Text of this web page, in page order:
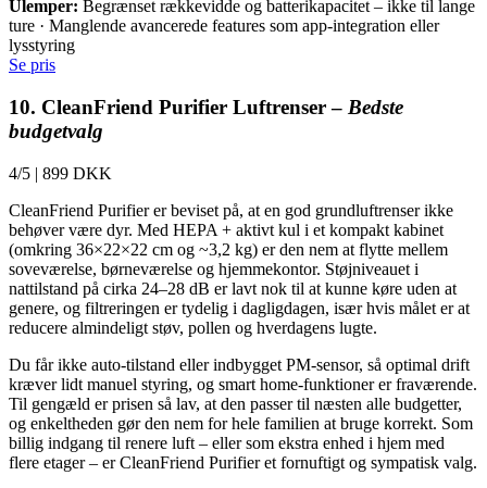
Ulemper: Begrænset rækkevidde og batterikapacitet – ikke til lange
ture · Manglende avancerede features som app-integration eller
lysstyring
Se pris
10. CleanFriend Purifier Luftrenser – Bedste
budgetvalg
4/5 | 899 DKK
CleanFriend Purifier er beviset på, at en god grundluftrenser ikke
behøver være dyr. Med HEPA + aktivt kul i et kompakt kabinet
(omkring 36×22×22 cm og ~3,2 kg) er den nem at flytte mellem
soveværelse, børneværelse og hjemmekontor. Støjniveauet i
nattilstand på cirka 24–28 dB er lavt nok til at kunne køre uden at
genere, og filtreringen er tydelig i dagligdagen, især hvis målet er at
reducere almindeligt støv, pollen og hverdagens lugte.
Du får ikke auto-tilstand eller indbygget PM-sensor, så optimal drift
kræver lidt manuel styring, og smart home-funktioner er fraværende.
Til gengæld er prisen så lav, at den passer til næsten alle budgetter,
og enkeltheden gør den nem for hele familien at bruge korrekt. Som
billig indgang til renere luft – eller som ekstra enhed i hjem med
flere etager – er CleanFriend Purifier et fornuftigt og sympatisk valg.